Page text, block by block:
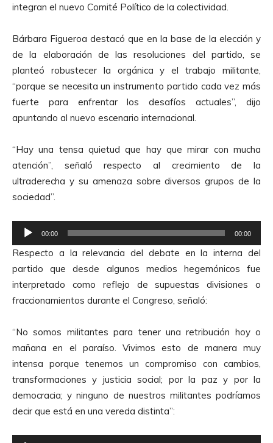
integran el nuevo Comité Político de la colectividad.
Bárbara Figueroa destacó que en la base de la elección y
de la elaboración de las resoluciones del partido, se
planteó robustecer la orgánica y el trabajo militante,
“porque se necesita un instrumento partido cada vez más
fuerte para enfrentar los desafíos actuales”, dijo
apuntando al nuevo escenario internacional.
“Hay una tensa quietud que hay que mirar con mucha
atención”, señaló respecto al crecimiento de la
ultraderecha y su amenaza sobre diversos grupos de la
sociedad”.
e
p
r
o
d
t
o
r
d
e
A
00:00 00:00
Respecto a la relevancia del debate en la interna del
partido que desde algunos medios hegemónicos fue
interpretado como reflejo de supuestas divisiones o
fraccionamientos durante el Congreso, señaló:
“No somos militantes para tener una retribución hoy o
mañana en el paraíso. Vivimos esto de manera muy
intensa porque tenemos un compromiso con cambios,
transformaciones y justicia social; por la paz y por la
democracia; y ninguno de nuestros militantes podríamos
decir que está en una vereda distinta”: